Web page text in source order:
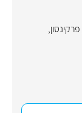
פרקינסון,